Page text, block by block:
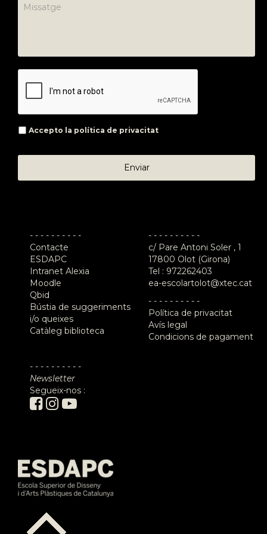
Accepto la política de privacitat
- - - - - - - - - -
Contacte
ESDAPC
Intranet Alexia
Moodle
Qbid
Bústia de suggeriments
i/o queixes
Catàleg biblioteca
- - - - - - - - - -
Newsletter
Segueix-nos :
- - - - - - - - - -
c/ Pare Antoni Soler , 1
17800 Olot (Girona)
Tel : 972262403
ea-escolartolot@xtec.cat
- - - - - - - - - -
Política de privacitat
Avís legal
Condicions de pagament